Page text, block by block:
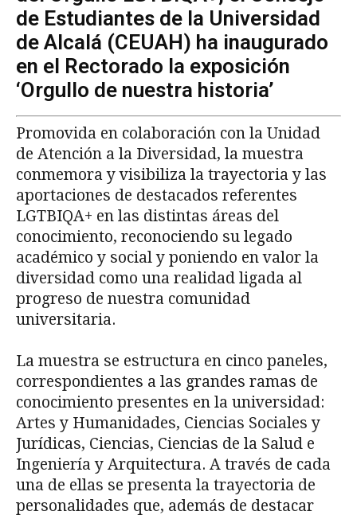
de Estudiantes de la Universidad
de Alcalá (CEUAH) ha inaugurado
en el Rectorado la exposición
‘Orgullo de nuestra historia’
Promovida en colaboración con la Unidad
de Atención a la Diversidad, la muestra
conmemora y visibiliza la trayectoria y las
aportaciones de destacados referentes
LGTBIQA+ en las distintas áreas del
conocimiento, reconociendo su legado
académico y social y poniendo en valor la
diversidad como una realidad ligada al
progreso de nuestra comunidad
universitaria.
La muestra se estructura en cinco paneles,
correspondientes a las grandes ramas de
conocimiento presentes en la universidad:
Artes y Humanidades, Ciencias Sociales y
Jurídicas, Ciencias, Ciencias de la Salud e
Ingeniería y Arquitectura. A través de cada
una de ellas se presenta la trayectoria de
personalidades que, además de destacar